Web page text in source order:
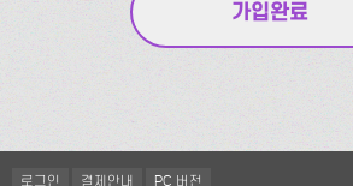
로그인 결제안내 PC 버전